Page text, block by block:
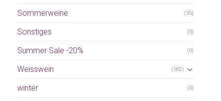
Sommerweine (35)
Sonstiges (0)
Summer Sale -20% (0)
Weisswein (182)
winter (0)